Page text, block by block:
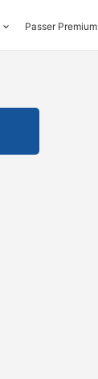
Passer Premium